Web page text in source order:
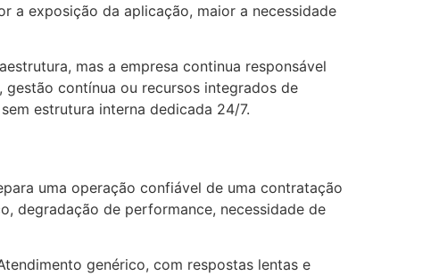
a exposição da aplicação, maior a necessidade
mas a empresa continua responsável
contínua ou recursos integrados de
estrutura interna dedicada 24/7.
uma operação confiável de uma contratação
degradação de performance, necessidade de
genérico, com respostas lentas e